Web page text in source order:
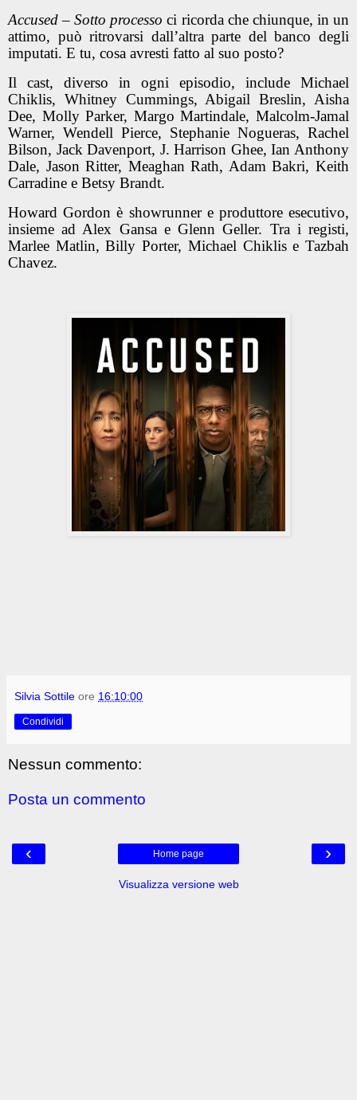
Accused – Sotto processo ci ricorda che chiunque, in un
attimo, può ritrovarsi dall’altra parte del banco degli
imputati. E tu, cosa avresti fatto al suo posto?
Il cast, diverso in ogni episodio, include Michael
Chiklis, Whitney Cummings, Abigail Breslin, Aisha
Dee, Molly Parker, Margo Martindale, Malcolm-Jamal
Warner, Wendell Pierce, Stephanie Nogueras, Rachel
Bilson, Jack Davenport, J. Harrison Ghee, Ian Anthony
Dale, Jason Ritter, Meaghan Rath, Adam Bakri, Keith
Carradine e Betsy Brandt.
Howard Gordon è showrunner e produttore esecutivo,
insieme ad Alex Gansa e Glenn Geller. Tra i registi,
Marlee Matlin, Billy Porter, Michael Chiklis e Tazbah
Chavez.
Silvia Sottile ore 16:10:00
Condividi
Nessun commento:
Posta un commento
‹ ›
Home page
Visualizza versione web